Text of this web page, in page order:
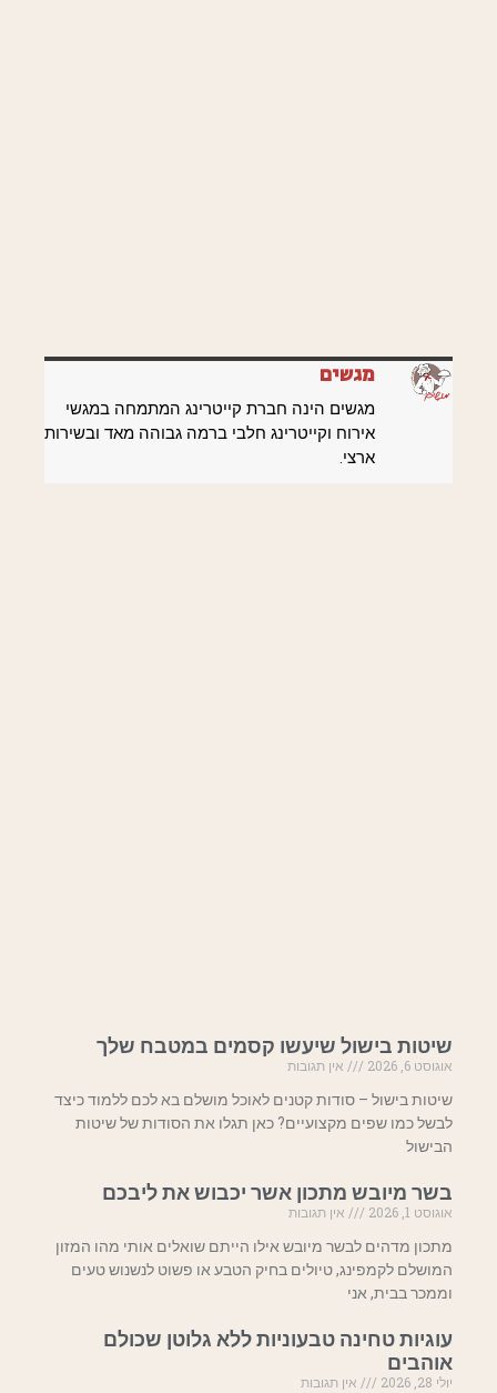
מגשים
מגשים הינה חברת קייטרינג המתמחה במגשי
אירוח וקייטרינג חלבי ברמה גבוהה מאד ובשירות
ארצי.
שיטות בישול שיעשו קסמים במטבח שלך
אוגוסט 6, 2026
אין תגובות
שיטות בישול – סודות קטנים לאוכל מושלם בא לכם ללמוד כיצד
לבשל כמו שפים מקצועיים? כאן תגלו את הסודות של שיטות
הבישול
בשר מיובש מתכון אשר יכבוש את ליבכם
אוגוסט 1, 2026
אין תגובות
מתכון מדהים לבשר מיובש אילו הייתם שואלים אותי מהו המזון
המושלם לקמפינג, טיולים בחיק הטבע או פשוט לנשנוש טעים
וממכר בבית, אני
עוגיות טחינה טבעוניות ללא גלוטן שכולם
אוהבים
יולי 28, 2026
אין תגובות